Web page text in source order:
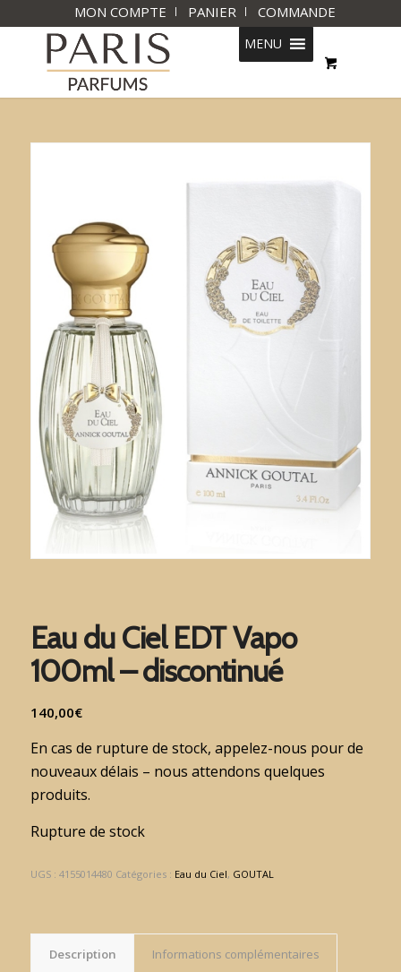
MON COMPTE PANIER COMMANDE
MENU
Eau du Ciel EDT Vapo
100ml – discontinué
140,00€
En cas de rupture de stock, appelez-nous pour de
nouveaux délais – nous attendons quelques
produits.
Rupture de stock
UGS : 4155014480 Catégories : Eau du Ciel, GOUTAL
Description Informations complémentaires